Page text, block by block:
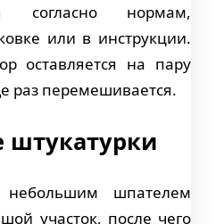
согласно нормам,
или в инструкции.
оставляется на пару
раз перемешивается.
штукатурки
небольшим шпателем
участок, после чего